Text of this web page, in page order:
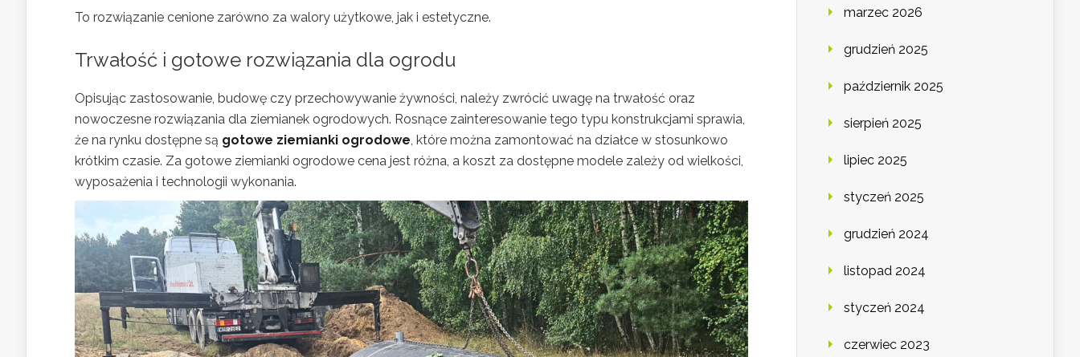
To rozwiązanie cenione zarówno za walory użytkowe, jak i estetyczne.
Trwałość i gotowe rozwiązania dla ogrodu
Opisując zastosowanie, budowę czy przechowywanie żywności, należy zwrócić uwagę na trwałość oraz
nowoczesne rozwiązania dla ziemianek ogrodowych. Rosnące zainteresowanie tego typu konstrukcjami sprawia,
że na rynku dostępne są gotowe ziemianki ogrodowe, które można zamontować na działce w stosunkowo
krótkim czasie. Za gotowe ziemianki ogrodowe cena jest różna, a koszt za dostępne modele zależy od wielkości,
wyposażenia i technologii wykonania.
marzec 2026
grudzień 2025
październik 2025
sierpień 2025
lipiec 2025
styczeń 2025
grudzień 2024
listopad 2024
styczeń 2024
czerwiec 2023